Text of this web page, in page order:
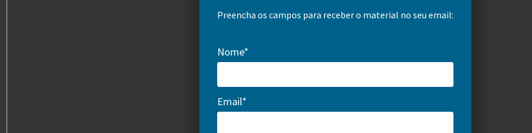
Preencha os campos para receber o material no seu email:
Nome*
Email*